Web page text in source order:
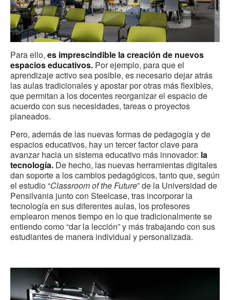
Para ello, es imprescindible la creación de nuevos
espacios educativos. Por ejemplo, para que el
aprendizaje activo sea posible, es necesario dejar atrás
las aulas tradicionales y apostar por otras más flexibles,
que permitan a los docentes reorganizar el espacio de
acuerdo con sus necesidades, tareas o proyectos
planeados.
Pero, además de las nuevas formas de pedagogía y de
espacios educativos, hay un tercer factor clave para
avanzar hacia un sistema educativo más innovador: la
tecnología. De hecho, las nuevas herramientas digitales
dan soporte a los cambios pedagógicos, tanto que, según
el estudio “Classroom of the Future” de la Universidad de
Pensilvania junto con Steelcase, tras incorporar la
tecnología en sus diferentes aulas, los profesores
emplearon menos tiempo en lo que tradicionalmente se
entiendo como “dar la lección” y más trabajando con sus
estudiantes de manera individual y personalizada.